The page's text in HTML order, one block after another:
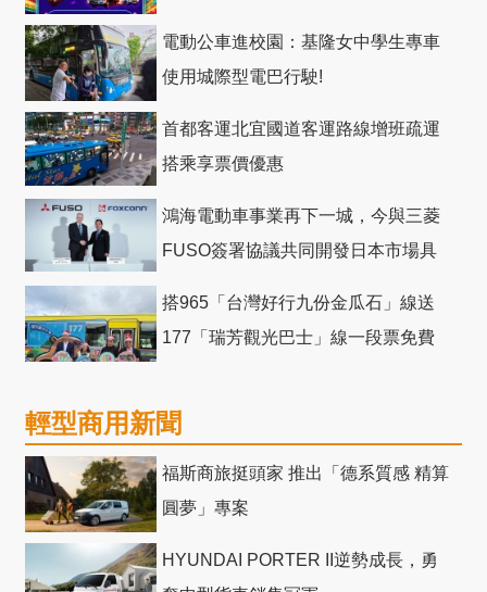
電動公車進校園：基隆女中學生專車
使用城際型電巴行駛!
首都客運北宜國道客運路線增班疏運
搭乘享票價優惠
鴻海電動車事業再下一城，今與三菱
FUSO簽署協議共同開發日本市場具
搭965「台灣好行九份金瓜石」線送
177「瑞芳觀光巴士」線一段票免費
輕型商用新聞
福斯商旅挺頭家 推出「德系質感 精算
圓夢」專案
HYUNDAI PORTER II逆勢成長，勇